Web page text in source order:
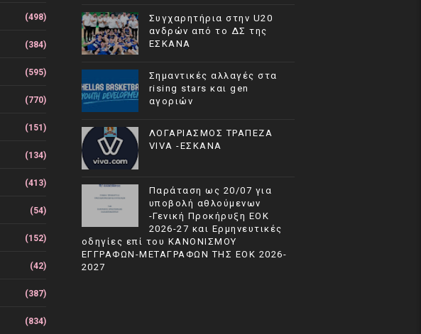
(498)
(384)
(595)
(770)
(151)
(134)
(413)
(54)
(152)
(42)
(387)
(834)
Συγχαρητήρια στην U20
ανδρών από το ΔΣ της
ΕΣΚΑΝΑ
Σημαντικές αλλαγές στα
rising stars και gen
αγοριών
ΛΟΓΑΡΙΑΣΜΟΣ ΤΡΑΠΕΖΑ
VIVA -ΕΣΚΑΝΑ
Παράταση ως 20/07 για
υποβολή αθλούμενων
-Γενική Προκήρυξη ΕΟΚ
2026-27 και Ερμηνευτικές
οδηγίες επί του ΚΑΝΟΝΙΣΜΟΥ
ΕΓΓΡΑΦΩΝ-ΜΕΤΑΓΡΑΦΩΝ ΤΗΣ ΕΟΚ 2026-
2027